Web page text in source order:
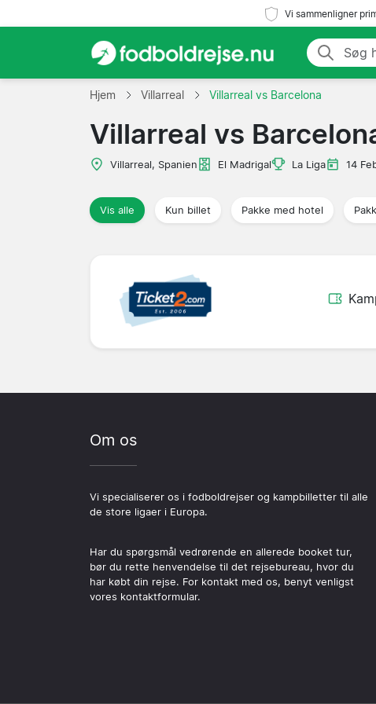
Vi sammenligner
Hjem Villarreal Villarreal vs Barcelona
Villarreal vs
Villarreal, Spanien El Madrigal La Liga 14
Vis alle Kun billet Pakke med hotel
Om os
Vi specialiserer os i fodboldrejser og kampbilletter til alle
de store ligaer i Europa.
Har du spørgsmål vedrørende en allerede booket tur,
bør du rette henvendelse til det rejsebureau, hvor du
har købt din rejse. For kontakt med os, benyt venligst
vores kontaktformular.